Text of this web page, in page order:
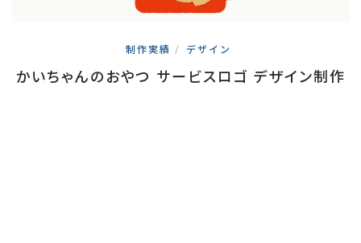
制作実績 / デザイン
かいちゃんのおやつ サービスロゴ デザイン制作